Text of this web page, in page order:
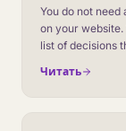
You do not
on your website.
list of decisions
Читать